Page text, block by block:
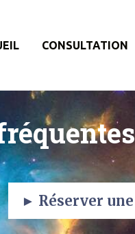
CONSULTATION
► Réserver